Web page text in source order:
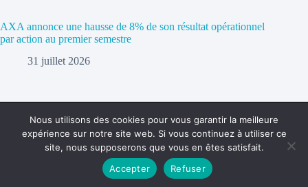
AXA annonce une hausse de 8% de son résultat opérationnel
par action au premier semestre
31 juillet 2026
Politique de confidentialité Contact
Copyright © 2026 - cc-ba.com
Nous utilisons des cookies pour vous garantir la meilleure
expérience sur notre site web. Si vous continuez à utiliser ce
site, nous supposerons que vous en êtes satisfait.
Accepter
Refuser